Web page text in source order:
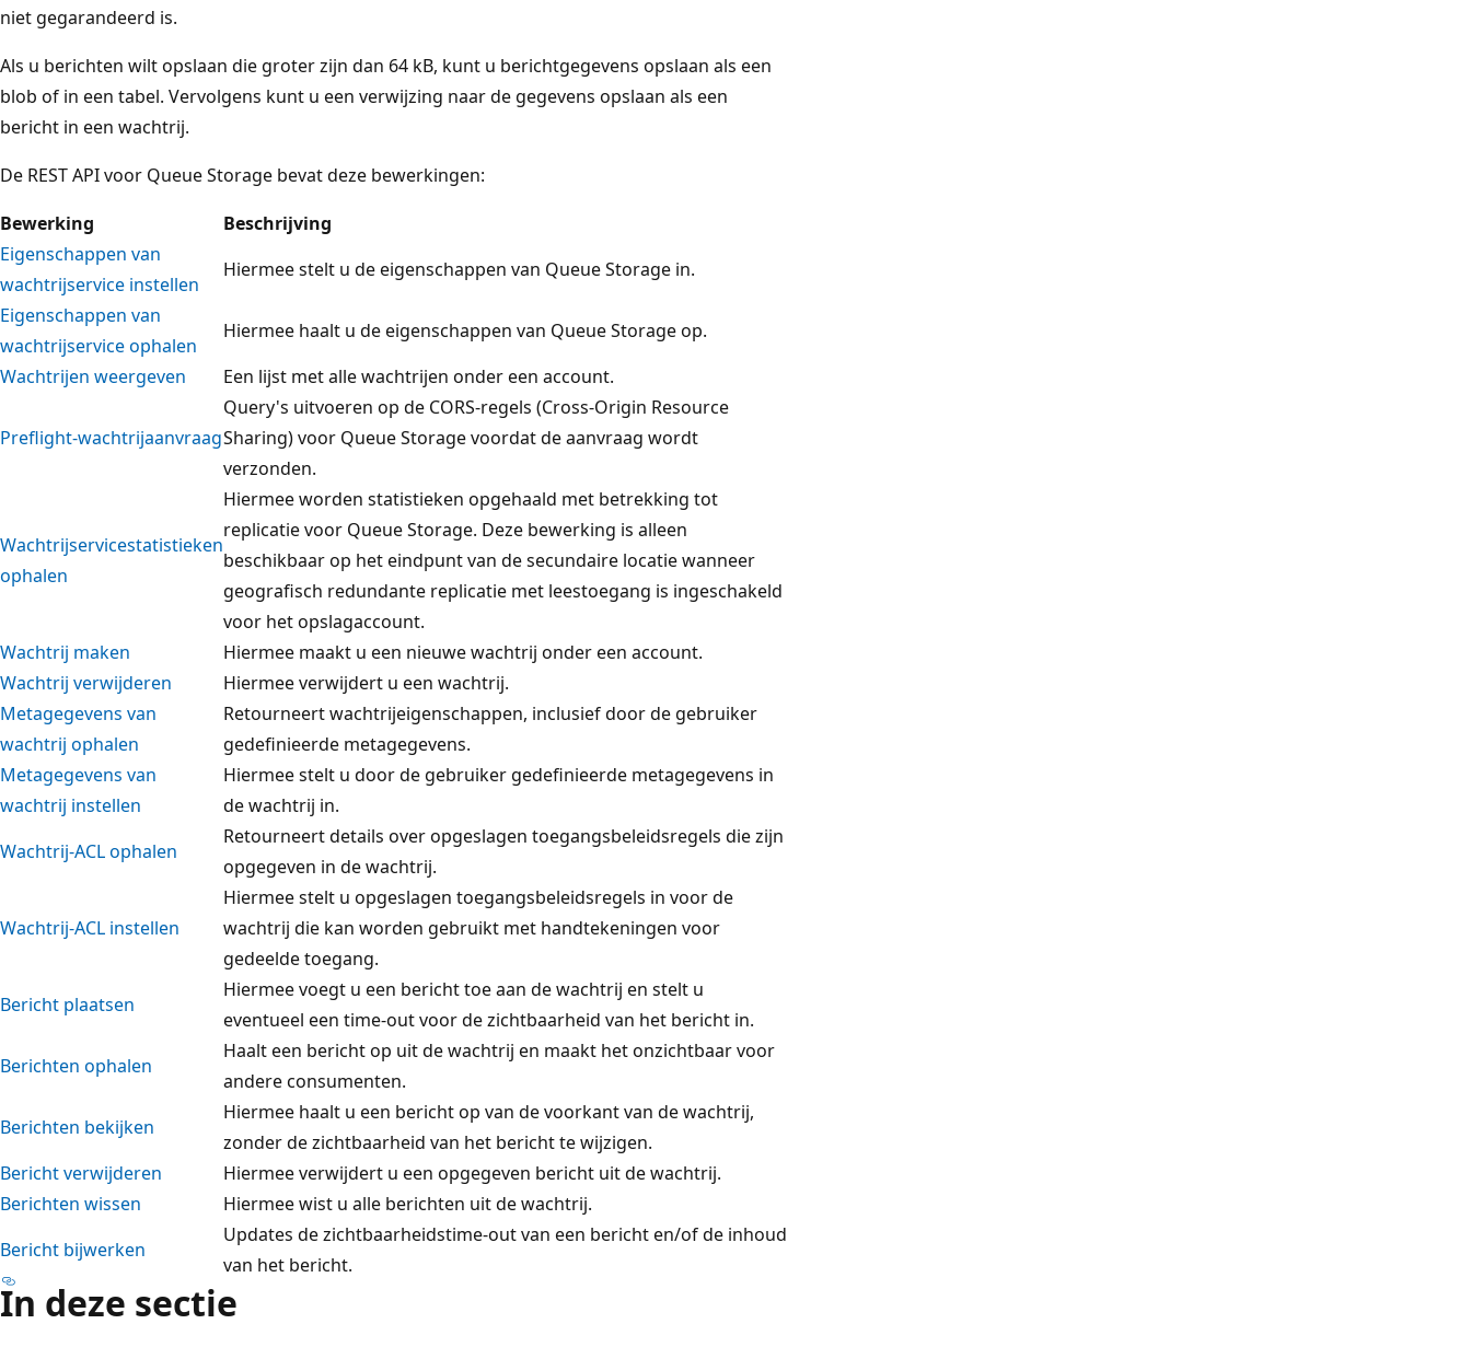
niet gegarandeerd is.
Als u berichten wilt opslaan die groter zijn dan 64 kB, kunt u berichtgegevens opslaan als een
blob of in een tabel. Vervolgens kunt u een verwijzing naar de gegevens opslaan als een
bericht in een wachtrij.
De REST API voor Queue Storage bevat deze bewerkingen:
Bewerking
Beschrijving
Eigenschappen van
wachtrijservice instellen
Hiermee stelt u de eigenschappen van Queue Storage in.
Eigenschappen van
wachtrijservice ophalen
Hiermee haalt u de eigenschappen van Queue Storage op.
Wachtrijen weergeven
Een lijst met alle wachtrijen onder een account.
Preflight-wachtrijaanvraag
Query's uitvoeren op de CORS-regels (Cross-Origin Resource
Sharing) voor Queue Storage voordat de aanvraag wordt
verzonden.
Wachtrijservicestatistieken
ophalen
Hiermee worden statistieken opgehaald met betrekking tot
replicatie voor Queue Storage. Deze bewerking is alleen
beschikbaar op het eindpunt van de secundaire locatie wanneer
geografisch redundante replicatie met leestoegang is ingeschakeld
voor het opslagaccount.
Wachtrij maken
Hiermee maakt u een nieuwe wachtrij onder een account.
Wachtrij verwijderen
Hiermee verwijdert u een wachtrij.
Metagegevens van
wachtrij ophalen
Retourneert wachtrijeigenschappen, inclusief door de gebruiker
gedefinieerde metagegevens.
Metagegevens van
wachtrij instellen
Hiermee stelt u door de gebruiker gedefinieerde metagegevens in
de wachtrij in.
Wachtrij-ACL ophalen
Retourneert details over opgeslagen toegangsbeleidsregels die zijn
opgegeven in de wachtrij.
Wachtrij-ACL instellen
Hiermee stelt u opgeslagen toegangsbeleidsregels in voor de
wachtrij die kan worden gebruikt met handtekeningen voor
gedeelde toegang.
Bericht plaatsen
Hiermee voegt u een bericht toe aan de wachtrij en stelt u
eventueel een time-out voor de zichtbaarheid van het bericht in.
Berichten ophalen
Haalt een bericht op uit de wachtrij en maakt het onzichtbaar voor
andere consumenten.
Berichten bekijken
Hiermee haalt u een bericht op van de voorkant van de wachtrij,
zonder de zichtbaarheid van het bericht te wijzigen.
Bericht verwijderen
Hiermee verwijdert u een opgegeven bericht uit de wachtrij.
Berichten wissen
Hiermee wist u alle berichten uit de wachtrij.
Bericht bijwerken
Updates de zichtbaarheidstime-out van een bericht en/of de inhoud
van het bericht.
In deze sectie